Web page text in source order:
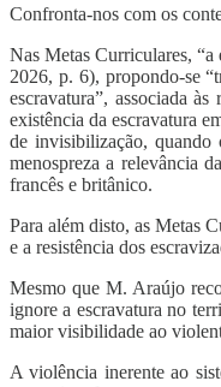
Confronta-nos com os
Nas Metas Curriculares,
2026, p. 6), propondo-se
escravatura”, associada
existência da escravatura
de invisibilização, quando
menospreza a relevância
francês e britânico.
Para além disto, as Metas
e a resistência dos
Mesmo que M. Araújo
ignore a escravatura no
maior visibilidade ao
A violência inerente ao